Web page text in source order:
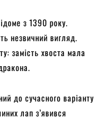
з 1390 року.
незвичний вигляд.
замість хвоста мала
до сучасного варіанту
лап з’явився